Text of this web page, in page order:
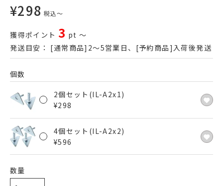
¥298 税込〜
獲得ポイント 3 pt 〜
発送目安： [通常商品]2～5営業日、[予約商品]入荷後発送
個数
2個セット(IL-A2x1)
¥298
4個セット(IL-A2x2)
¥596